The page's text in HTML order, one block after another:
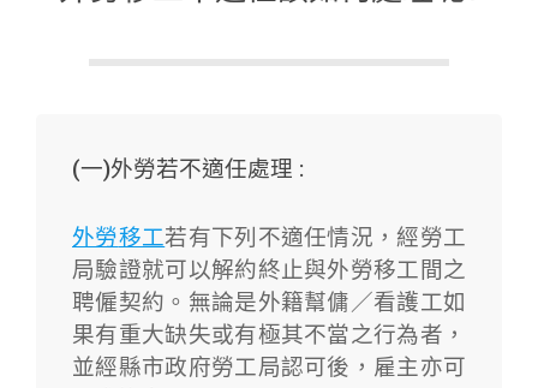
(一)外勞若不適任處理 :
外勞移工若有下列不適任情況，經勞工
局驗證就可以解約終止與外勞移工間之
聘僱契約。無論是外籍幫傭／看護工如
果有重大缺失或有極其不當之行為者，
並經縣市政府勞工局認可後，雇主亦可